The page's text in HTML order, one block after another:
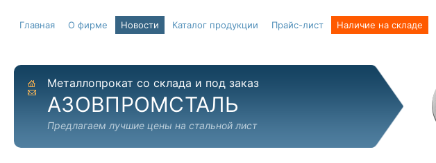
Главная О фирме Новости Каталог продукции Прайс-лист Наличие на складе
На главную
Отправить письмо
Металлопрокат со склада и под заказ
АЗОВПРОМСТАЛЬ
Предлагаем лучшие цены на стальной лист